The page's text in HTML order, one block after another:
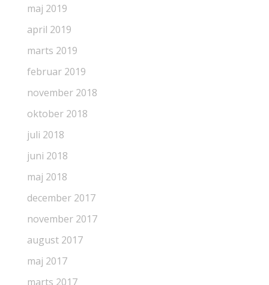
maj 2019
april 2019
marts 2019
februar 2019
november 2018
oktober 2018
juli 2018
juni 2018
maj 2018
december 2017
november 2017
august 2017
maj 2017
marts 2017